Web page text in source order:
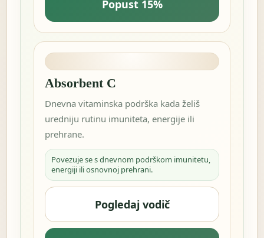
Popust 15%
Absorbent C
Dnevna vitaminska podrška kada želiš
uredniju rutinu imuniteta, energije ili
prehrane.
Povezuje se s dnevnom podrškom imunitetu,
energiji ili osnovnoj prehrani.
Pogledaj vodič